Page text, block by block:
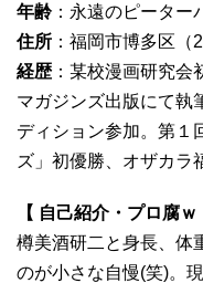
年齢 ：永遠のピーター
住所 ：福岡市博多区（
経歴：某校漫画研究会
マガジンズ出版にて執
ディション参加。第１
ズ」初優勝、オザカラ
【 自己紹介・プロ腐ｗ
樽美酒研二と身長、体
のが小さな自慢(笑)。